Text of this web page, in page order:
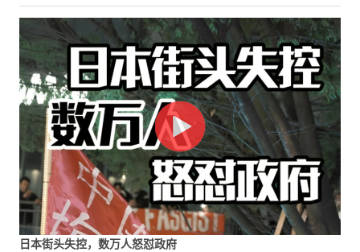
日本街头失控，数万人怒怼政府